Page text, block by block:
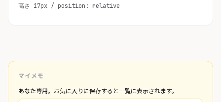
高さ 17px / position: relative
マイメモ
あなた専用。お気に入りに保存すると一覧に表示されます。